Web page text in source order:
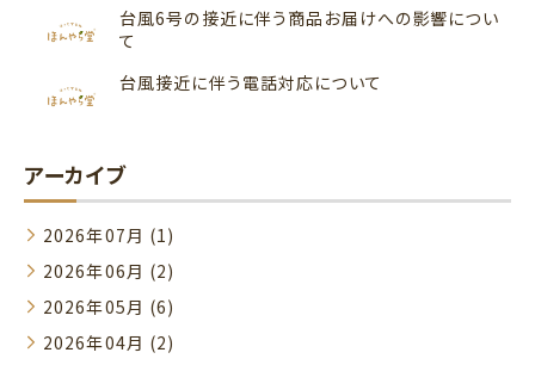
台風6号の接近に伴う商品お届けへの影響につい
て
台風接近に伴う電話対応について
アーカイブ
2026年07月 (1)
2026年06月 (2)
2026年05月 (6)
2026年04月 (2)